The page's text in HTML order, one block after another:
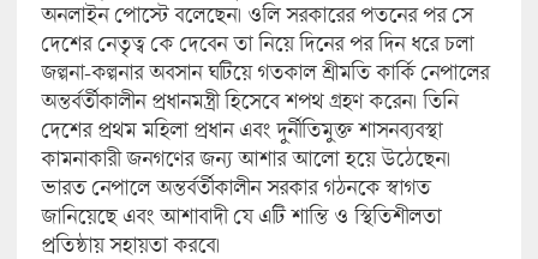
অনলাইন পোস্টে বলেছেন। ওলি সরকারের পতনের পর সে
দেশের নেতৃত্ব কে দেবেন তা নিয়ে দিনের পর দিন ধরে চলা
জল্পনা-কল্পনার অবসান ঘটিয়ে গতকাল শ্রীমতি কার্কি নেপালের
অন্তর্বর্তীকালীন প্রধানমন্ত্রী হিসেবে শপথ গ্রহণ করেন। তিনি
দেশের প্রথম মহিলা প্রধান এবং দুর্নীতিমুক্ত শাসনব্যবস্থা
কামনাকারী জনগণের জন্য আশার আলো হয়ে উঠেছেন।
ভারত নেপালে অন্তর্বর্তীকালীন সরকার গঠনকে স্বাগত
জানিয়েছে এবং আশাবাদী যে এটি শান্তি ও স্থিতিশীলতা
প্রতিষ্ঠায় সহায়তা করবে।